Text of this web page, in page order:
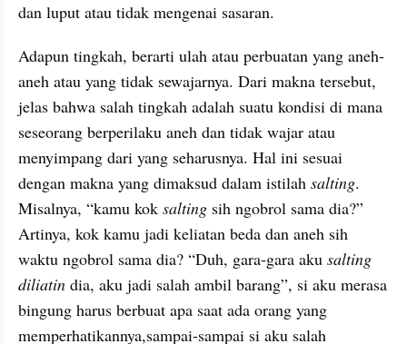
dan luput atau tidak mengenai sasaran.
Adapun tingkah, berarti ulah atau perbuatan yang aneh-
aneh atau yang tidak sewajarnya. Dari makna tersebut,
jelas bahwa salah tingkah adalah suatu kondisi di mana
seseorang berperilaku aneh dan tidak wajar atau
menyimpang dari yang seharusnya. Hal ini sesuai
dengan makna yang dimaksud dalam istilah salting.
Misalnya, “kamu kok salting sih ngobrol sama dia?”
Artinya, kok kamu jadi keliatan beda dan aneh sih
waktu ngobrol sama dia? “Duh, gara-gara aku salting
diliatin dia, aku jadi salah ambil barang”, si aku merasa
bingung harus berbuat apa saat ada orang yang
memperhatikannya,sampai-sampai si aku salah